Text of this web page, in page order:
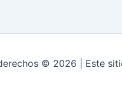
© 2026 | Este